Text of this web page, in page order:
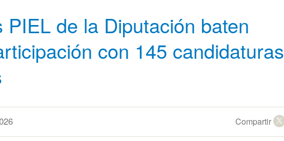
PIEL de la Diputación baten
con 145 candidaturas
Compartir